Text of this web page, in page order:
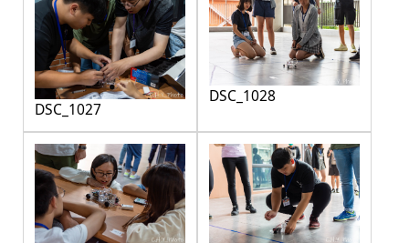
DSC_1027
DSC_1028